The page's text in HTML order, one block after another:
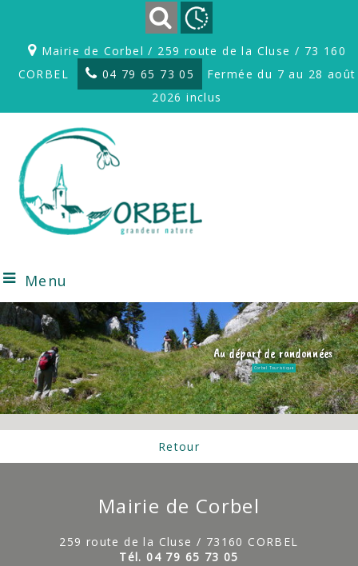
Mairie de Corbel / 259 route de la Cluse / 73 160
CORBEL
04 79 65 73 05
Fermée du 7 au 28 août
2026 inclus
Menu
Au départ de randonnées
Corbel Touristique
Retour
Mairie de Corbel
259 route de la Cluse / 73160 CORBEL
Tél. 04 79 65 73 05